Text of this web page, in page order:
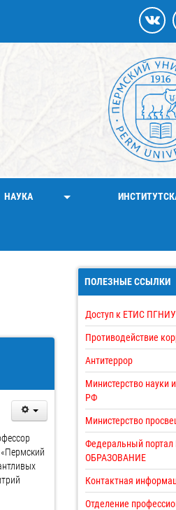
НАУКА
ПОЛЕЗНЫЕ ССЫЛКИ
Доступ к ЕТИС ПГНИУ
Противодействие
Антитеррор
Министерство науки
РФ
Министерство
Федеральный
ОБРАЗОВАНИЕ
Контактная
Отделение